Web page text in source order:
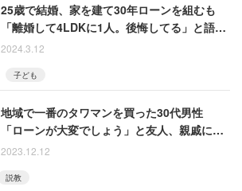
25歳で結婚、家を建て30年ローンを組むも
「離婚して4LDKに1人。後悔してる」と語る
男性
2024.3.12
子ども
地域で一番のタワマンを買った30代男性
「ローンが大変でしょう」と友人、親戚に言
われまくってウンザリ
2023.12.12
説教